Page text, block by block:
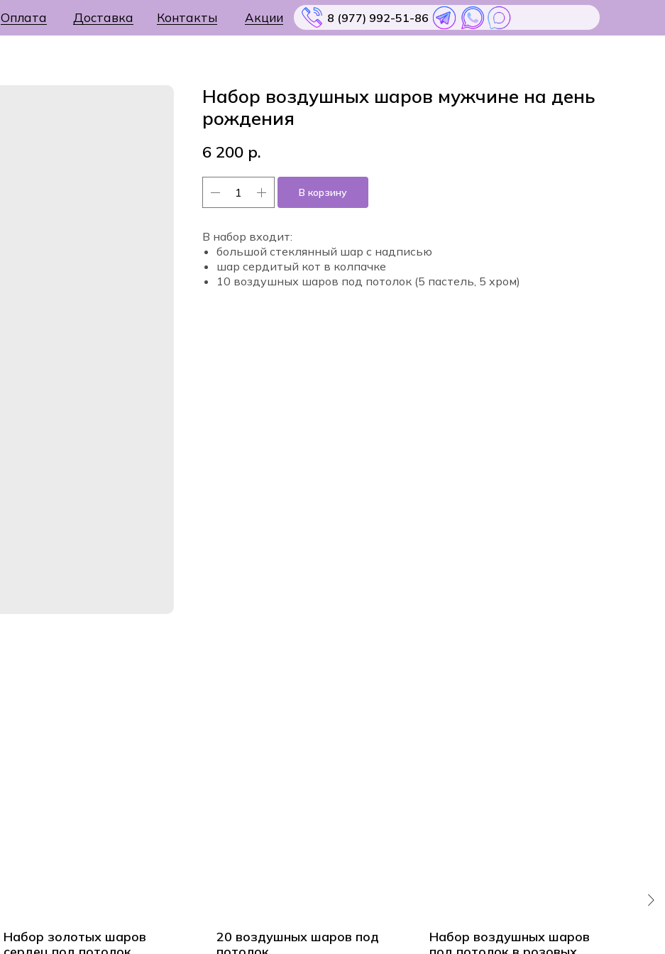
Доставка
Оплата Акции
Контакты 8 (977) 992-51-86
Набор воздушных шаров мужчине на день
рождения
6 200 р.
В корзину
В набор входит:
большой стеклянный шар с надписью
шар сердитый кот в колпачке
10 воздушных шаров под потолок (5 пастель, 5 хром)
Набор золотых шаров
20 воздушных шаров под
Набор воздушных шаров